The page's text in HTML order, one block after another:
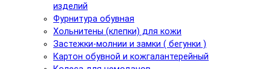
изделий
Фурнитура обувная
Хольнитены (клепки) для кожи
Застежки-молнии и замки ( бегунки )
Картон обувной и кожгалантерейный